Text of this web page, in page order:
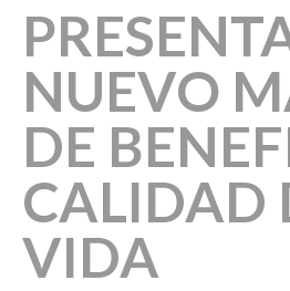
NUEVO
DE
CALIDAD
VIDA